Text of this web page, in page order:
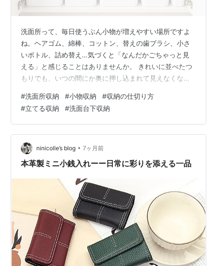
洗面所って、毎日使うぶん小物が増えやすい場所ですよ
ね。ヘアゴム、綿棒、コットン、替えの歯ブラシ、小さ
いボトル、詰め替え…気づくと「なんだかごちゃっと見
える」と感じることはありませんか。 きれいに並べたつ
もりでも、いつの間にか奥に押し込まれて見えなくなっ
洗面所あるあるです。 これ、片づけが苦手だからという
より、高さと奥行きの使い分けが合っていないだけのこ
とが多いんですね。 この記事では、洗面所の小物収納を
すっきり見せるために、「高さ」「奥行き」「置き場
所」の考え方と、今日すぐできる手順をわかりやすくま
とめます。最後まで読むと、どこをどう見直せば整…
#洗面所収納 #小物収納 #収納の仕切り方
#立てる収納 #洗面台下収納
ninicolle’s blog • 7ヶ月前
本革製ミニ小銭入れーー日常に彩りを添える一品